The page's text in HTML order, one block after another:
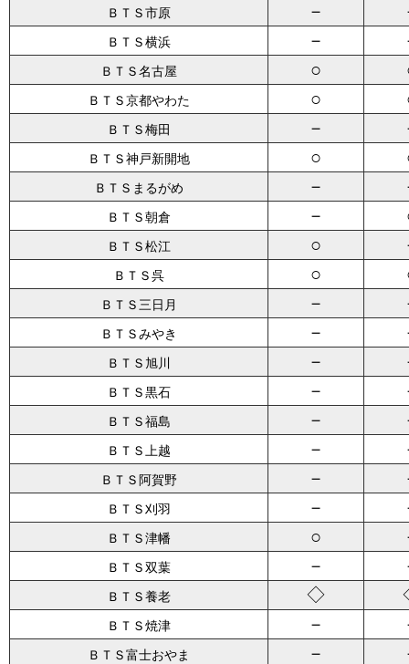
ＢＴＳ市原 －
ＢＴＳ横浜 －
ＢＴＳ名古屋 ○
ＢＴＳ京都やわた ○
ＢＴＳ梅田 －
ＢＴＳ神戸新開地 ○
ＢＴＳまるがめ －
ＢＴＳ朝倉 －
ＢＴＳ松江 ○
ＢＴＳ呉 ○
ＢＴＳ三日月 －
ＢＴＳみやき －
ＢＴＳ旭川 －
ＢＴＳ黒石 －
ＢＴＳ福島 －
ＢＴＳ上越 －
ＢＴＳ阿賀野 －
ＢＴＳ刈羽 －
ＢＴＳ津幡 ○
ＢＴＳ双葉 －
ＢＴＳ養老 ◇
ＢＴＳ焼津 －
ＢＴＳ富士おやま －